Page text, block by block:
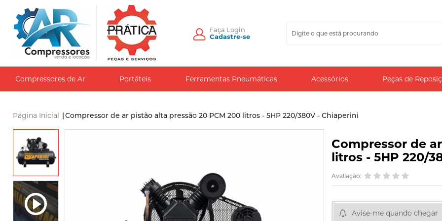
Faça Login
Cadastre-se
Compressores de Ar Portáteis Ferramentas Pneumáticas Acessórios Peças de
Página Inicial |Compressor de ar pistão alta pressão 20 PCM 200 litros - 5HP 220/380V - Chiaperini
Compressor de
litros - 5HP 220/
Avaliação:
Avise-me quando chegar